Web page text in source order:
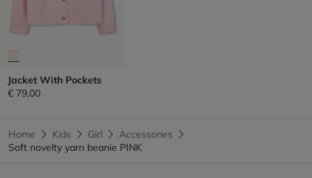
Jacket With Pockets
€ 79,00
Home Kids Girl
Accessories
Soft novelty yarn beanie PINK